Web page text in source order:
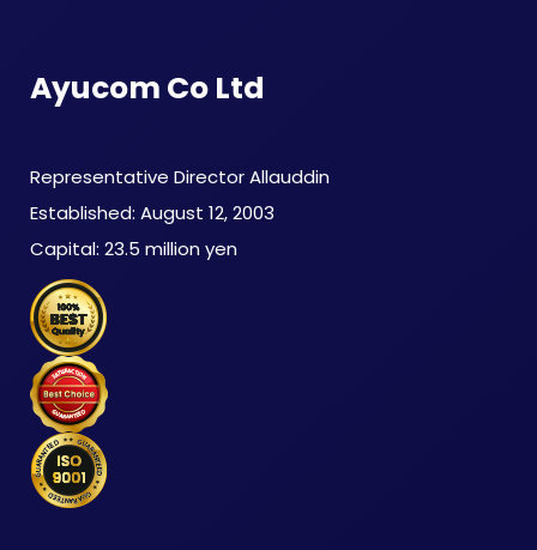
Ayucom Co Ltd
​ Representative Director Allauddin
​ Established: August 12, 2003
​ Capital: 23.5 million yen